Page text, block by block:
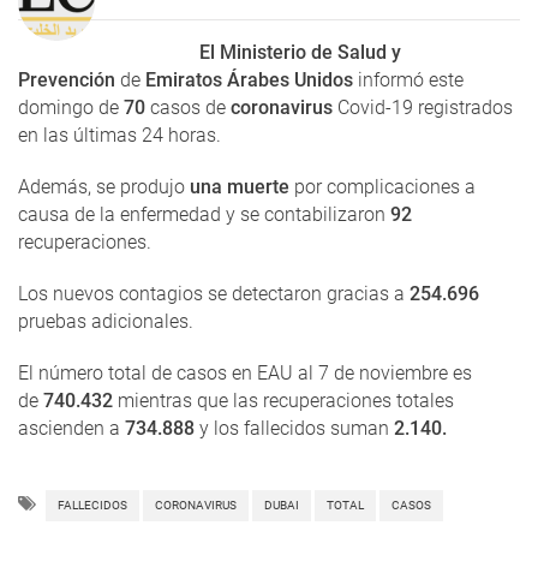
El Ministerio de Salud y
Prevención de Emiratos Árabes Unidos informó este
domingo de 70 casos de coronavirus Covid-19 registrados
en las últimas 24 horas.
Además, se produjo una muerte por complicaciones a
causa de la enfermedad y se contabilizaron 92
recuperaciones.
Los nuevos contagios se detectaron gracias a 254.696
pruebas adicionales.
El número total de casos en EAU al 7 de noviembre es
de 740.432 mientras que las recuperaciones totales
ascienden a 734.888 y los fallecidos suman 2.140.
FALLECIDOS CORONAVIRUS DUBAI TOTAL CASOS